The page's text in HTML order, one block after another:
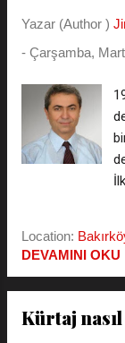
Yazar (Author )
- Çarşamba,
Location:
DEVAMINI OKU
Kürtaj nasıl